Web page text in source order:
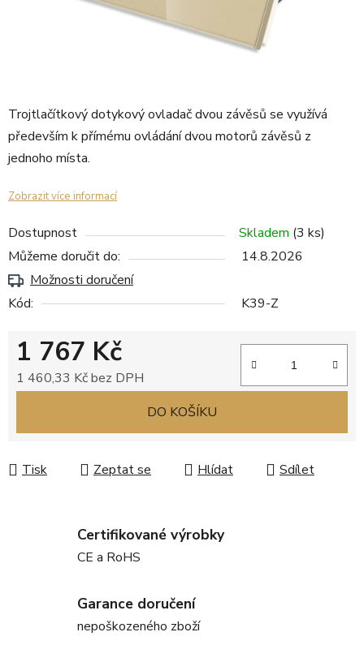
Trojtlačítkový dotykový ovladač dvou závěsů se využívá
především k přímému ovládání dvou motorů závěsů z
jednoho místa.
Zobrazit více informací
Dostupnost Skladem (3 ks)
Můžeme doručit do:
14.8.2026
Možnosti doručení
Kód:
K39-Z
1 767 Kč
1 460,33 Kč bez DPH
DO KOŠÍKU
Tisk Zeptat se Hlídat Sdílet
Certifikované výrobky
CE a RoHS
Garance doručení
nepoškozeného zboží